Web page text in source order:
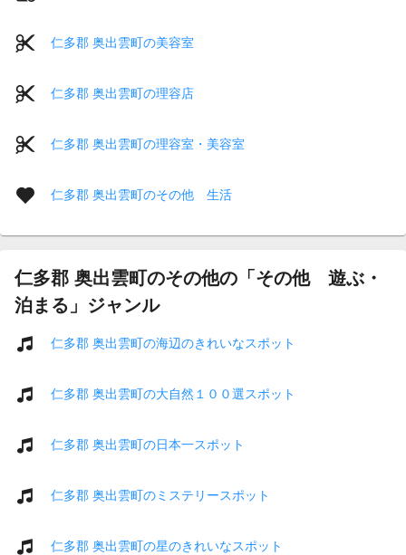
仁多郡 奥出雲町の美容室
仁多郡 奥出雲町の理容店
仁多郡 奥出雲町の理容室・美容室
仁多郡 奥出雲町のその他 生活
仁多郡 奥出雲町のその他の「その他 遊ぶ・
泊まる」ジャンル
仁多郡 奥出雲町の海辺のきれいなスポット
仁多郡 奥出雲町の大自然１００選スポット
仁多郡 奥出雲町の日本一スポット
仁多郡 奥出雲町のミステリースポット
仁多郡 奥出雲町の星のきれいなスポット